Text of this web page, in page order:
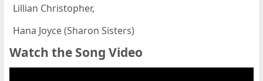
Lillian Christopher,
Hana Joyce (Sharon Sisters)
Watch the Song Video